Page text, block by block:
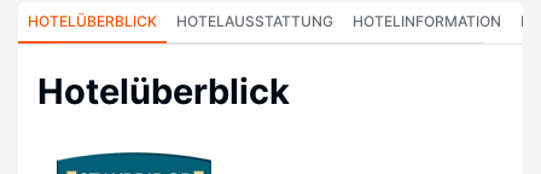
HOTELÜBERBLICK HOTELAUSSTATTUNG HOTELINFORMATION
Hotelüberblick